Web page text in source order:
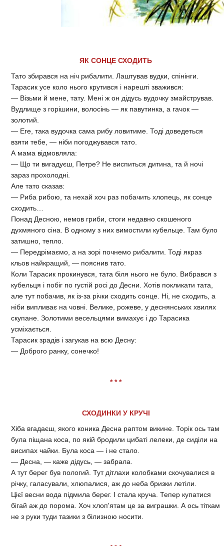
ЯК СОНЦЕ СХОДИТЬ
Тато збирався на ніч рибалити. Лаштував вудки, спінінги.
Тарасик усе коло нього крутився і нарешті зважився:
— Візьми й мене, тату. Мені ж он дідусь вудочку змайстрував.
Вудлище з горішини, волосінь — як павутинка, а гачок —
золотий.
— Еге, така вудочка сама рибу ловитиме. Тоді доведеться
взяти тебе, — ніби погоджувався тато.
А мама відмовляла:
— Що ти вигадуєш, Петре? Не виспиться дитина, та й ночі
зараз прохолодні.
Але тато сказав:
— Риба рибою, та нехай хоч раз побачить хлопець, як сонце
сходить…
Понад Десною, немов гриби, стоги недавно скошеного
духмяного сіна. В одному з них вимостили кубельце. Там було
затишно, тепло.
— Передрімаємо, а на зорі почнемо рибалити. Тоді якраз
кльов найкращий, — пояснив тато.
Коли Тарасик прокинувся, тата біля нього не було. Вибрався з
кубельця і побіг по густій росі до Десни. Хотів покликати тата,
але тут побачив, як із-за річки сходить сонце. Ні, не сходить, а
ніби випливає на човні. Велике, рожеве, у деснянських хвилях
скупане. Золотими весельцями вимахує і до Тарасика
усміхається.
Тарасик зрадів і загукав на всю Десну:
— Доброго ранку, сонечко!
* * *
СХОДИНКИ У КРУЧІ
Хіба вгадаєш, якого коника Десна раптом викине. Торік ось там
була піщана коса, по якій бродили цибаті лелеки, де сиділи на
висипах чайки. Була коса — і не стало.
— Десна, — каже дідусь, — забрала.
А тут берег був пологий. Тут дітлахи колобками скочувалися в
річку, галасували, хлюпалися, аж до неба бризки летіли.
Цієї весни вода підмила берег. І стала круча. Тепер купатися
бігай аж до порома. Хоч хлоп'ятам це за виграшки. А ось тіткам
не з руки туди тазики з білизною носити.